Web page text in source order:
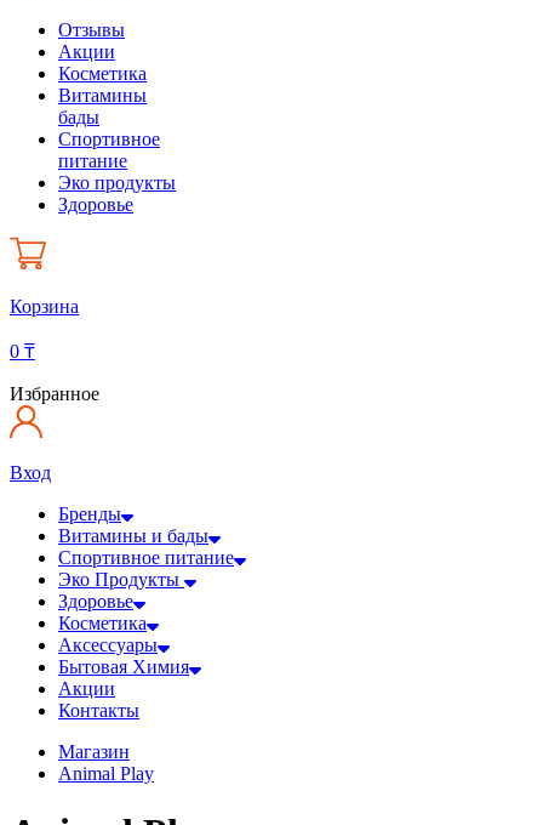
Отзывы
Акции
Косметика
Витамины
бады
Спортивное
питание
Эко продукты
Здоровье
Корзина
0 ₸
Избранное
Вход
Бренды
Витамины и бады
Спортивное питание
Эко Продукты
Здоровье
Косметика
Аксессуары
Бытовая Химия
Акции
Контакты
Магазин
Animal Play